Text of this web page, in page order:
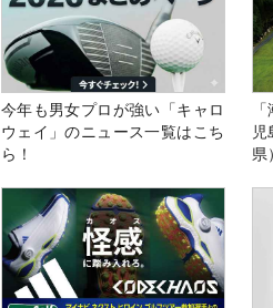
今年も男女プロが強い「キャロ
ウェイ」のニュース一覧はこち
ら！
県